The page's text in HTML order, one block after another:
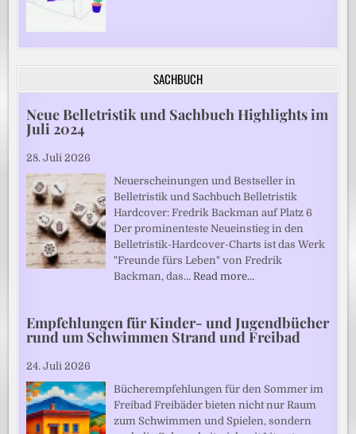
SACHBUCH
Neue Belletristik und Sachbuch Highlights im
Juli 2024
28. Juli 2026
Neuerscheinungen und Bestseller in
Belletristik und Sachbuch Belletristik
Hardcover: Fredrik Backman auf Platz 6
Der prominenteste Neueinstieg in den
Belletristik-Hardcover-Charts ist das Werk
"Freunde fürs Leben" von Fredrik
Backman, das…Read more…
Empfehlungen für Kinder- und Jugendbücher
rund um Schwimmen Strand und Freibad
24. Juli 2026
Bücherempfehlungen für den Sommer im
Freibad Freibäder bieten nicht nur Raum
zum Schwimmen und Spielen, sondern